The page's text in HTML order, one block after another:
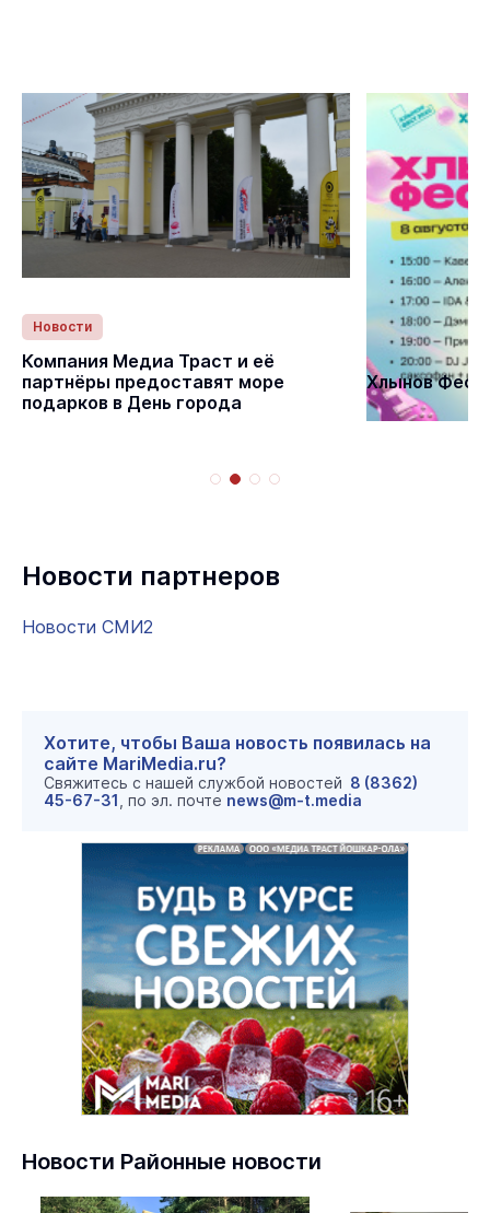
Новости
Компания Медиа Траст и её
партнёры предоставят море
подарков в День города
Статьи
Хлынов Фест
Новости партнеров
Новости СМИ2
Хотите, чтобы Ваша новость появилась на
сайте MariMedia.ru?
Свяжитесь с нашей службой новостей 8 (8362)
45-67-31 , по эл. почте news@m-t.media
Новости Районные новости